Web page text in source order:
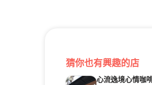
猜你也有興趣的店
心流逸境心情咖